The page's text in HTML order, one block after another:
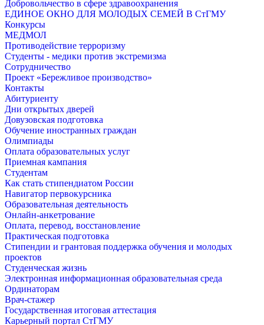
Добровольчество в сфере здравоохранения
ЕДИНОЕ ОКНО ДЛЯ МОЛОДЫХ СЕМЕЙ В СтГМУ
Конкурсы
МЕДМОЛ
Противодействие терроризму
Студенты - медики против экстремизма
Сотрудничество
Проект «Бережливое производство»
Контакты
Абитуриенту
Дни открытых дверей
Довузовская подготовка
Обучение иностранных граждан
Олимпиады
Оплата образовательных услуг
Приемная кампания
Студентам
Как стать стипендиатом России
Навигатор первокурсника
Образовательная деятельность
Онлайн-анкетрование
Оплата, перевод, восстановление
Практическая подготовка
Стипендии и грантовая поддержка обучения и молодых
проектов
Студенческая жизнь
Электронная информационная образовательная среда
Ординаторам
Врач-стажер
Государственная итоговая аттестация
Карьерный портал СтГМУ